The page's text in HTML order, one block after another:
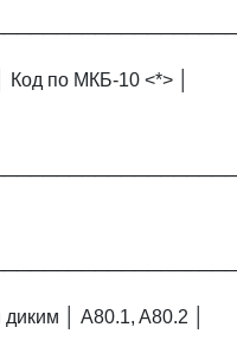
Код по МКБ-10 <*> │
│ A80.1, A80.2 │